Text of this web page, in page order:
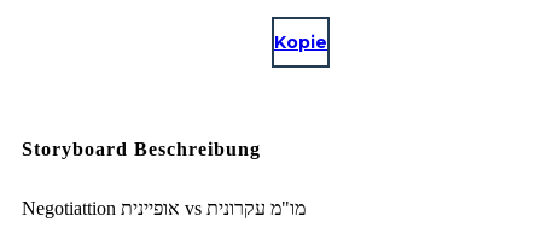
Kopie
Storyboard Beschreibung
Negotiattion אופיינית vs מו"מ עקרונית